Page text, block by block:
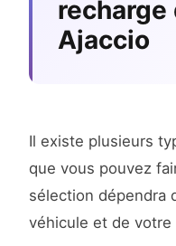
Ajaccio
Il existe plusieurs
que vous pouvez
sélection dépendra
véhicule et de